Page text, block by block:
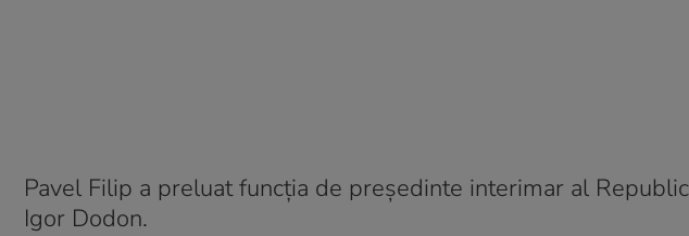
Pavel Filip a preluat funcția de președinte interimar al
Igor Dodon.